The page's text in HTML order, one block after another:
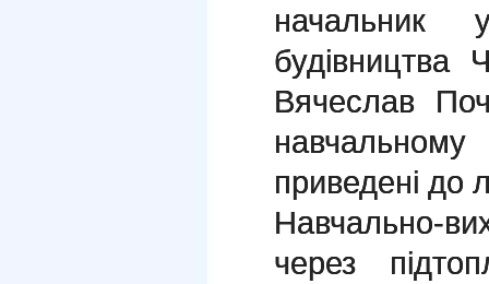
начальник
будівництва
Вячеслав
приведені до
Навчально-
через